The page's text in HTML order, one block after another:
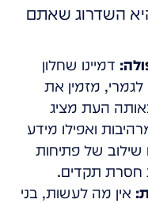
השדרוג שאתם
דמיינו שחלון
מזמין את
העת מציג
ואפילו מידע
שילוב של פתיחות
חסרת תקדים.
אין מה לעשות, בני